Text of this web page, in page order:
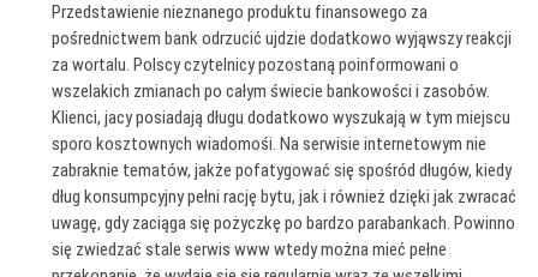
Przedstawienie nieznanego produktu finansowego za
pośrednictwem bank odrzucić ujdzie dodatkowo wyjąwszy reakcji
za wortalu. Polscy czytelnicy pozostaną poinformowani o
wszelakich zmianach po całym świecie bankowości i zasobów.
Klienci, jacy posiadają długu dodatkowo wyszukają w tym miejscu
sporo kosztownych wiadomośi. Na serwisie internetowym nie
zabraknie tematów, jakże pofatygować się spośród długów, kiedy
dług konsumpcyjny pełni rację bytu, jak i również dzięki jak zwracać
uwagę, gdy zaciąga się pożyczkę po bardzo parabankach. Powinno
się zwiedzać stale serwis www wtedy można mieć pełne